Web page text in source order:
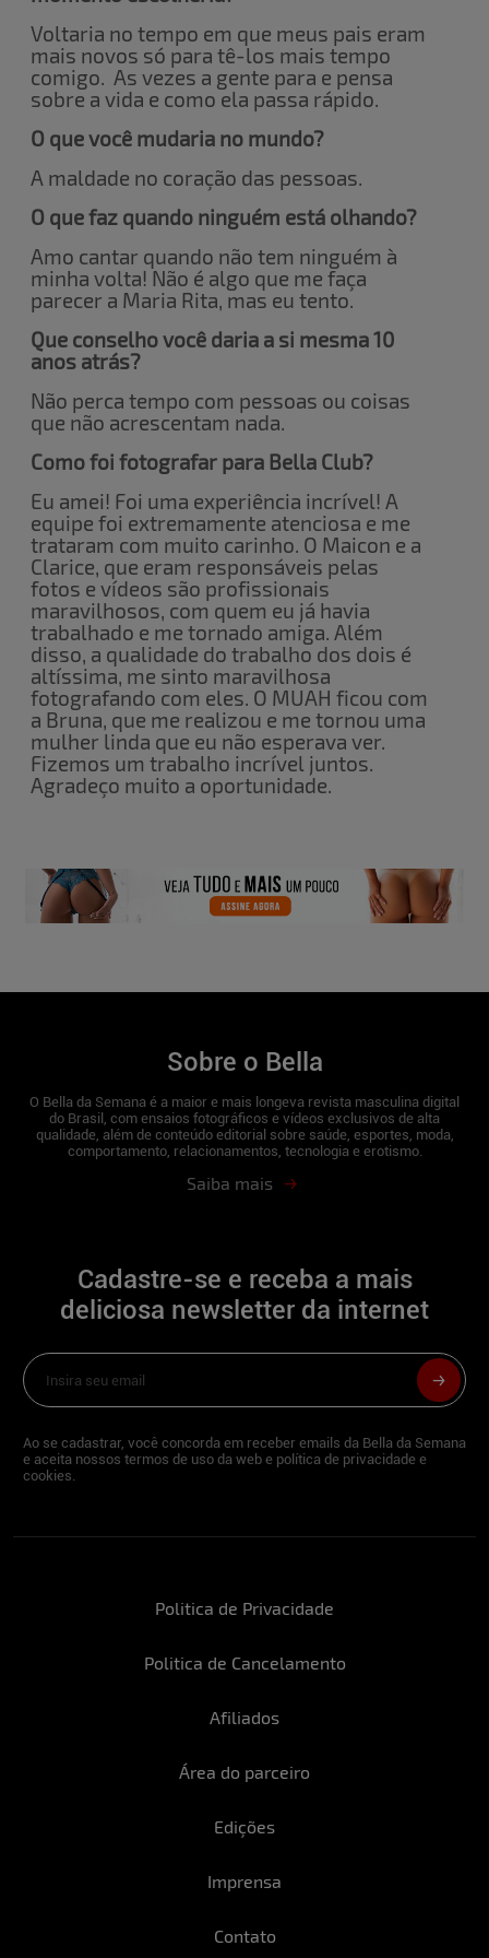
Voltaria no tempo em que meus pais eram
mais novos só para tê-los mais tempo
comigo. As vezes a gente para e pensa
sobre a vida e como ela passa rápido.
O que você mudaria no mundo?
A maldade no coração das pessoas.
O que faz quando ninguém está olhando?
Amo cantar quando não tem ninguém à
minha volta! Não é algo que me faça
parecer a Maria Rita, mas eu tento.
Que conselho você daria a si mesma 10
anos atrás?
Não perca tempo com pessoas ou coisas
que não acrescentam nada.
Como foi fotografar para Bella Club?
Eu amei! Foi uma experiência incrível! A
equipe foi extremamente atenciosa e me
trataram com muito carinho. O Maicon e a
Clarice, que eram responsáveis pelas
fotos e vídeos são profissionais
maravilhosos, com quem eu já havia
trabalhado e me tornado amiga. Além
disso, a qualidade do trabalho dos dois é
altíssima, me sinto maravilhosa
fotografando com eles. O MUAH ficou com
a Bruna, que me realizou e me tornou uma
mulher linda que eu não esperava ver.
Fizemos um trabalho incrível juntos.
Agradeço muito a oportunidade.
Sobre o Bella
O Bella da Semana é a maior e mais longeva revista masculina digital
do Brasil, com ensaios fotográficos e vídeos exclusivos de alta
qualidade, além de conteúdo editorial sobre saúde, esportes, moda,
comportamento, relacionamentos, tecnologia e erotismo.
Saiba mais
Politica de Privacidade
Politica de Cancelamento
Afiliados
Área do parceiro
Edições
Imprensa
Contato
Cadastre-se e receba a mais
deliciosa newsletter da internet
Ao se cadastrar, você concorda em receber emails da Bella da Semana
e aceita nossos termos de uso da web e política de privacidade e
cookies.